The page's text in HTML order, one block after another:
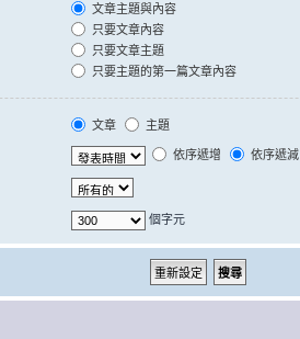
文章主題與內容
只要文章內容
只要文章主題
只要主題的第一篇文章內容
文章 主題
依序遞增 依序遞減
個字元